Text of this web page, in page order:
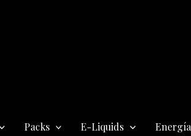
Packs E-Liquids Energía